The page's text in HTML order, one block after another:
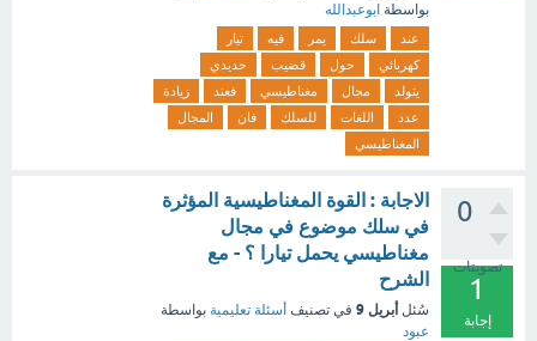
بواسطة ابوعبدالله
عند سلك يمر فيه
تيار
كهربائي
حول قضيب
حديدي
يتولد
مجال مغناطيسي فعند
زيادة
عدد
اللغات للسلك فان
المجال
المغناطيسي
0
تصويتات
1
إجابة
الاجابة : القوة المغناطيسية المؤثرة
في سلك موضوع في مجال
مغناطيسي يحمل تيارا ؟ - مع
الشرح
سُئل أبريل 9 في تصنيف أسئلة تعليمية بواسطة
عبود